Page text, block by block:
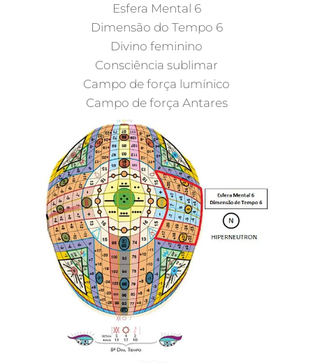
Esfera Mental 6
Dimensão do Tempo 6
Divino feminino
Consciência sublimar
Campo de força lumínico
Campo de força Antares